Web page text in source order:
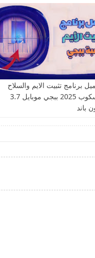
برنامج تثبيت الايم والسلاح
السكوب 2025 ببجي موبايل 3.7
باند